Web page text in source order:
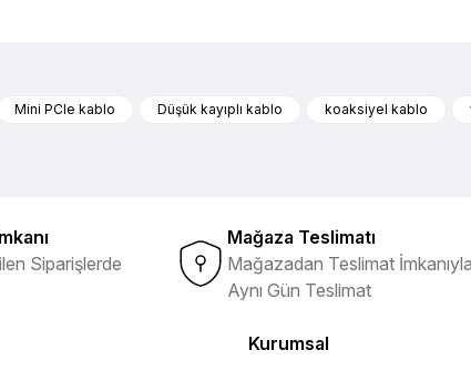
Bu ürüne ilk yorumu siz yapın!
Ürün hakkında henüz soru sorulmamış.
Mini PCIe kablo Düşük kayıplı kablo koaksiyel kablo
Siparişlerde
Mağaza Teslimatı
Mağazadan Teslimat İmkanıyla
Aynı Gün Teslimat
Kurumsal